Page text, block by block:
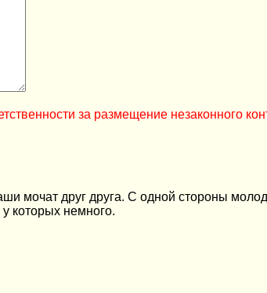
за размещение незаконного
мочат друг друга. С одной стороны
которых немного.